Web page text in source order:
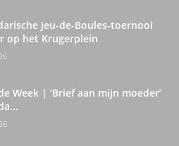
Jeu-de-Boules-toernooi
op het Krugerplein
Week | ‘Brief aan mijn moeder’